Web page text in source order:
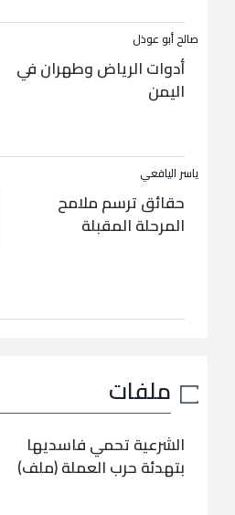
صالح أبو عوذل
أدوات الرياض وطهران في
اليمن
ياسر اليافعي
حقائق ترسم ملامح
المرحلة المقبلة
ملفات
الشرعية تحمي فاسديها
بتهدئة حرب العملة (ملف)